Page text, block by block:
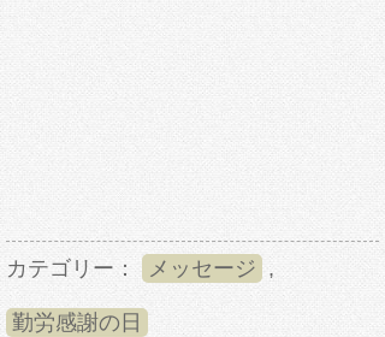
カテゴリー： メッセージ ,
勤労感謝の日